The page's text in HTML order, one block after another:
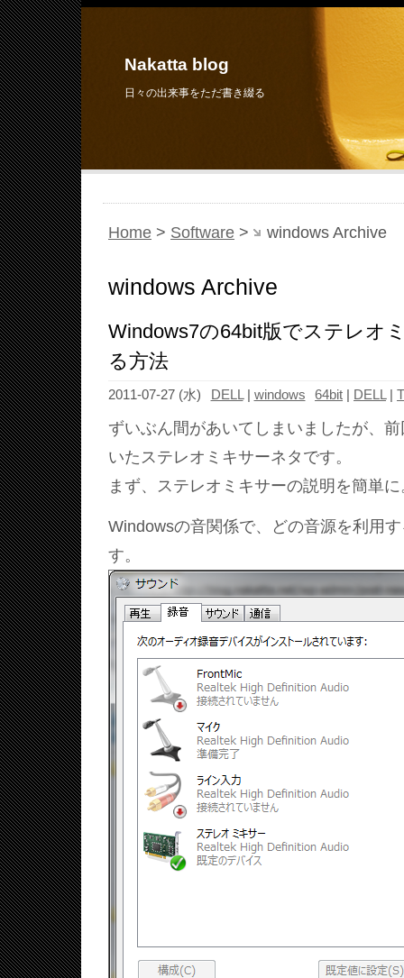
Nakatta blog
日々の出来事をただ書き綴る
Home > Software > windows Archive
windows Archive
Windows7の64bit版でステレオ
る方法
2011-07-27 (水) DELL | windows 64bit | DELL |
ずいぶん間があいてしまいましたが、
いたステレオミキサーネタです。
まず、ステレオミキサーの説明を簡単に
Windowsの音関係で、どの音源を利用
す。